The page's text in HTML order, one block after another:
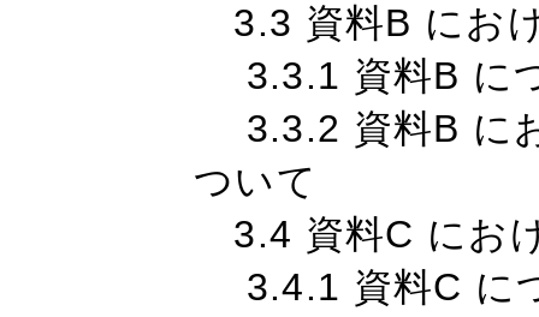
3.3 資料B にお
3.3.1 資料B に
3.3.2 資料B に
ついて
3.4 資料C にお
3.4.1 資料C に